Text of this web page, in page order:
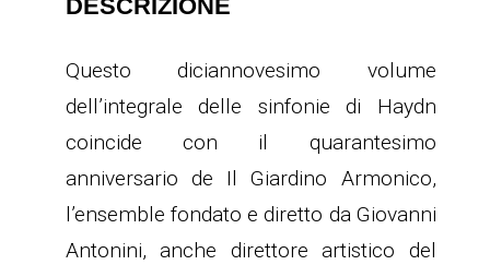
DESCRIZIONE
Questo diciannovesimo volume
dell’integrale delle sinfonie di Haydn
coincide con il quarantesimo
anniversario de Il Giardino Armonico,
l’ensemble fondato e diretto da Giovanni
Antonini, anche direttore artistico del